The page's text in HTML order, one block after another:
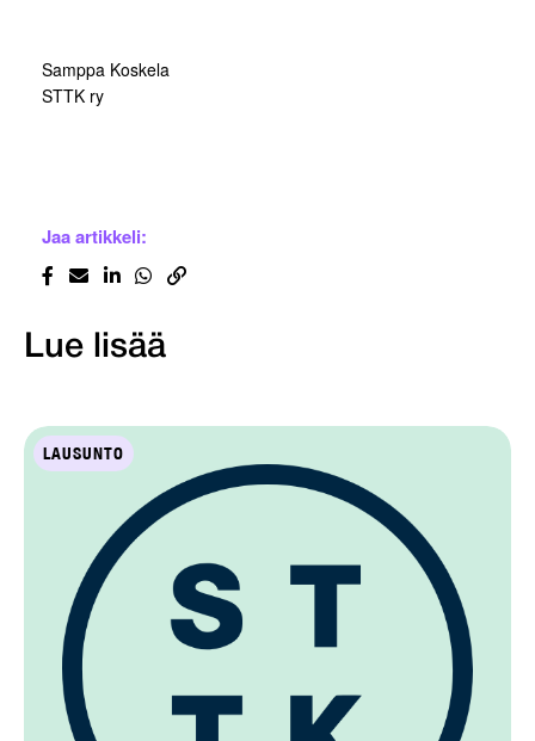
Samppa Koskela
STTK ry
Jaa artikkeli:
Lue lisää
LAUSUNTO